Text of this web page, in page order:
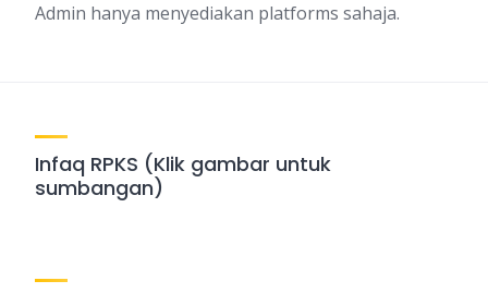
Admin hanya menyediakan platforms sahaja.
Infaq RPKS (Klik gambar untuk
sumbangan)